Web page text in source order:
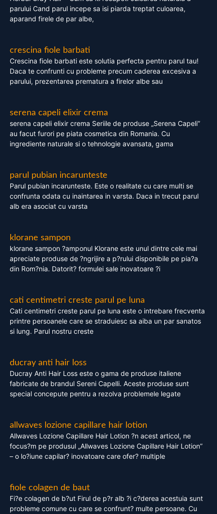
parului Cand parul incepe sa isi piarda treptat culoarea,
aparand firele de par albe,
crescina fiole barbati
Crescina fiole barbati este solutia perfecta pentru parul tau!
Daca te confrunti cu probleme precum caderea excesiva a
parului, prezentarea prematura a firelor albe sau
serena capeli elixir crema
serena capeli elixir crema Seriile de produse „Serena Capeli”
au facut furori pe piata cosmetica din Romania. Cu
ingrediente naturale si o tehnologie avansata, gama
parul pubian incarunteste
Parul pubian incarunteste. Este o realitate cu care multi se
confrunta odata cu inaintarea in varsta. Daca in trecut parul
alb era asociat cu varsta
klorane sampon
klorane sampon ?amponul Klorane este unul dintre cele mai
apreciate produse de ?ngrijire a p?rului disponibile pe pia?a
din Rom?nia. Datorit? formulei sale inovatoare ?i
cati centimetri creste parul pe luna
Cati centimetri creste parul pe luna este o intrebare frecventa
printre persoanele care se straduiesc sa aiba un par sanatos
si lung. Parul nostru creste
ducray anti hair loss
Ducray Anti Hair Loss este o gama de produse italiene
fabricate de brandul Sereni Capelli. Aceste produse sunt
special concepute pentru a rezolva problemele legate
allwaves lozione capillare hair lotion
Allwaves Lozione Capillare Hair Lotion ?n acest articol, ne
focus?m pe produsul „Allwaves Lozione Capillare Hair Lotion”
– o lo?iune capilar? inovatoare care ofer? multiple
fiole colagen de baut
Fi?e colagen de b?ut Firul de p?r alb ?i c?derea acestuia sunt
probleme comune cu care se confrunt? multe persoane. Cu